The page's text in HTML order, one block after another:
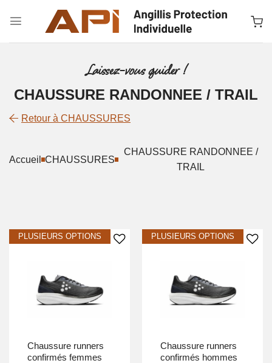
Laissez-vous guider !
CHAUSSURE RANDONNEE / TRAIL
Retour à CHAUSSURES
Accueil CHAUSSURES
CHAUSSURE RANDONNEE /
TRAIL
Ajouter à la liste d’envies
chaussure runners
confirmés femmes
Ajouter à la liste d’envies
chaussure runners
confirmés hommes